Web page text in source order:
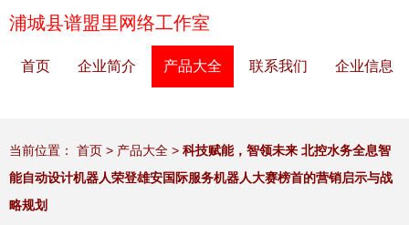
浦城县谱盟里网络工作室
首页 企业简介 产品大全 联系我们 企业信息
当前位置： 首页 > 产品大全 > 科技赋能，智领未来 北控水务全息智
能自动设计机器人荣登雄安国际服务机器人大赛榜首的营销启示与战
略规划